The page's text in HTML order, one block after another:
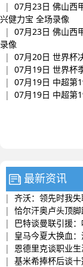
| 07月23日 佛山西
兴健力宝 全场录像
| 07月23日 佛山西
录像
| 07月20日 世界杯
| 07月19日 世界杯
| 07月19日 中超第
| 07月19日 中超第
最新资讯
| 齐沃：领先时我
| 恰尔汗奥卢头顶
| 巴特谈曼联引援
| 皇马今夏大换血
| 恩德里克谈职业
| 基米希捧杯后谈